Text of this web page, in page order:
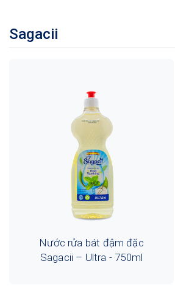
Sagacii
Nước rửa bát đậm đặc
Sagacii – Ultra - 750ml